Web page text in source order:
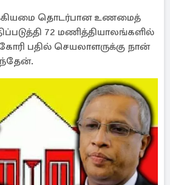
தொடர்பான உணமைத்
72 மணித்தியாலங்களில்
பதில் செயலாளருக்கு நான்